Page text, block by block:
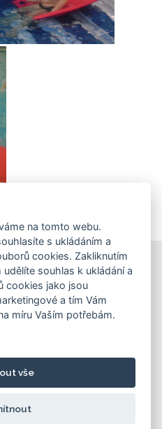
na tomto webu.
s ukládáním a
cookies. Zakliknutím
souhlas k ukládání a
cookies jako jsou
a tím Vám
míru Vaším potřebám.
vše